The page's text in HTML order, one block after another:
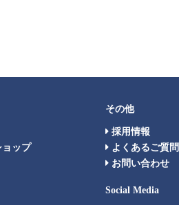
ップ
その他
採用情報
よくあるご質問
お問い合わせ
Social Media